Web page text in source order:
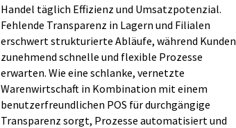
Handel täglich Effizienz und Umsatzpotenzial.
Fehlende Transparenz in Lagern und Filialen
erschwert strukturierte Abläufe, während Kunden
zunehmend schnelle und flexible Prozesse
erwarten. Wie eine schlanke, vernetzte
Warenwirtschaft in Kombination mit einem
benutzerfreundlichen POS für durchgängige
Transparenz sorgt, Prozesse automatisiert und